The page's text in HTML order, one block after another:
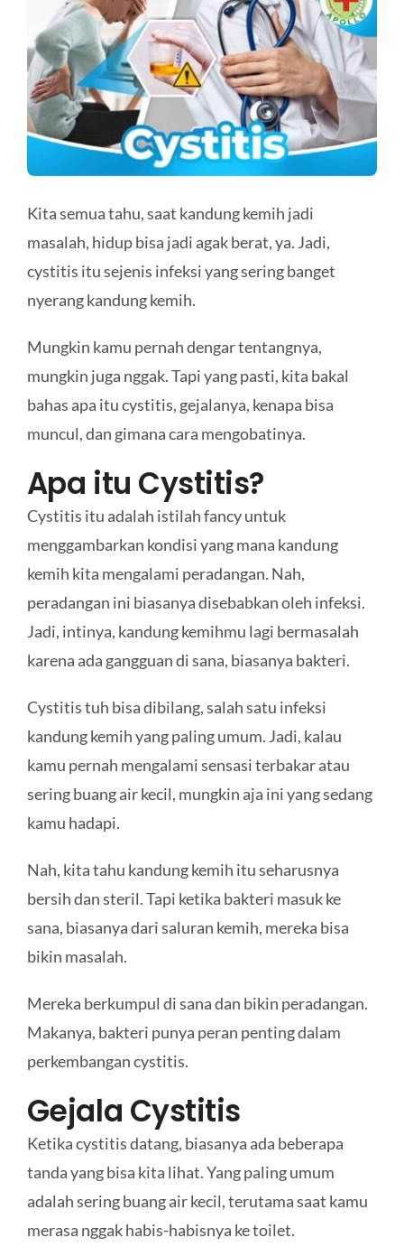
HUBUNGI KAMI
Search
for:
Kita semua tahu, saat kandung kemih jadi
masalah, hidup bisa jadi agak berat, ya. Jadi,
cystitis itu sejenis infeksi yang sering banget
nyerang kandung kemih.
Mungkin kamu pernah dengar tentangnya,
mungkin juga nggak. Tapi yang pasti, kita bakal
bahas apa itu cystitis, gejalanya, kenapa bisa
muncul, dan gimana cara mengobatinya.
Apa itu Cystitis?
Cystitis itu adalah istilah fancy untuk
menggambarkan kondisi yang mana kandung
kemih kita mengalami peradangan. Nah,
peradangan ini biasanya disebabkan oleh infeksi.
Jadi, intinya, kandung kemihmu lagi bermasalah
karena ada gangguan di sana, biasanya bakteri.
Cystitis tuh bisa dibilang, salah satu infeksi
kandung kemih yang paling umum. Jadi, kalau
kamu pernah mengalami sensasi terbakar atau
sering buang air kecil, mungkin aja ini yang sedang
kamu hadapi.
Nah, kita tahu kandung kemih itu seharusnya
bersih dan steril. Tapi ketika bakteri masuk ke
sana, biasanya dari saluran kemih, mereka bisa
bikin masalah.
Mereka berkumpul di sana dan bikin peradangan.
Makanya, bakteri punya peran penting dalam
perkembangan cystitis.
Gejala Cystitis
Ketika cystitis datang, biasanya ada beberapa
tanda yang bisa kita lihat. Yang paling umum
adalah sering buang air kecil, terutama saat kamu
merasa nggak habis-habisnya ke toilet.